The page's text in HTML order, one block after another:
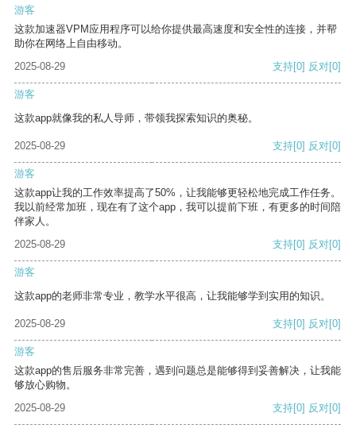
游客
这款加速器VPM应用程序可以给你提供最高速度和安全性的连接，并帮
助你在网络上自由移动。
2025-08-29
支持[0] 反对[0]
游客
这款app就像我的私人导师，带领我探索知识的奥秘。
2025-08-29 支持[0] 反对[0]
游客
这款app让我的工作效率提高了50%，让我能够更轻松地完成工作任务。
我以前经常加班，现在有了这个app，我可以提前下班，有更多的时间陪
伴家人。
2025-08-29
支持[0] 反对[0]
游客
这款app的老师非常专业，教学水平很高，让我能够学到实用的知识。
2025-08-29 支持[0] 反对[0]
游客
这款app的售后服务非常完善，遇到问题总是能够得到妥善解决，让我能
够放心购物。
2025-08-29
支持[0] 反对[0]